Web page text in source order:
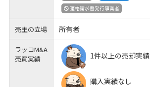
適格請求書発行事業者
売主の立場 所有者
ラッコM&A
売買実績
1件以上の売却実績
購入実績なし